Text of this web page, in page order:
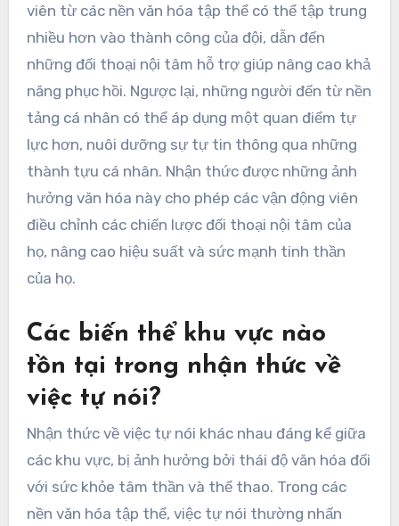
viên từ các nền văn hóa tập thể có thể tập trung
nhiều hơn vào thành công của đội, dẫn đến
những đối thoại nội tâm hỗ trợ giúp nâng cao khả
năng phục hồi. Ngược lại, những người đến từ nền
tảng cá nhân có thể áp dụng một quan điểm tự
lực hơn, nuôi dưỡng sự tự tin thông qua những
thành tựu cá nhân. Nhận thức được những ảnh
hưởng văn hóa này cho phép các vận động viên
điều chỉnh các chiến lược đối thoại nội tâm của
họ, nâng cao hiệu suất và sức mạnh tinh thần
của họ.
Các biến thể khu vực nào
tồn tại trong nhận thức về
việc tự nói?
Nhận thức về việc tự nói khác nhau đáng kể giữa
các khu vực, bị ảnh hưởng bởi thái độ văn hóa đối
với sức khỏe tâm thần và thể thao. Trong các
nền văn hóa tập thể, việc tự nói thường nhấn